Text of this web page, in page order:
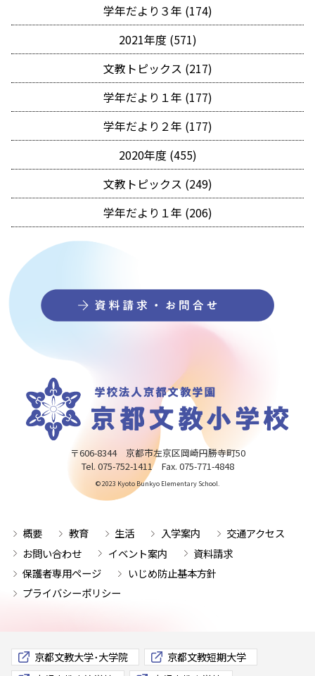
学年だより３年 (174)
2021年度 (571)
文教トピックス (217)
学年だより１年 (177)
学年だより２年 (177)
2020年度 (455)
文教トピックス (249)
学年だより１年 (206)
〒606-8344 京都市左京区岡崎円勝寺町50
Tel. 075-752-1411 Fax. 075-771-4848
© 2023 Kyoto Bunkyo Elementary School.
概要 教育 生活 入学案内
交通アクセス
お問い合わせ
イベント案内
資料請求
保護者専用ページ
いじめ防止基本方針
プライバシーポリシー
京都文教大学･大学院
京都文教短期大学